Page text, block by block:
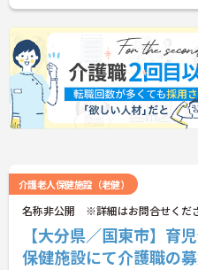
介護老人保健施設（老健）
名称非公開 ※詳細はお問合せくだ
【大分県／国東市】育
保健施設にて介護職の募